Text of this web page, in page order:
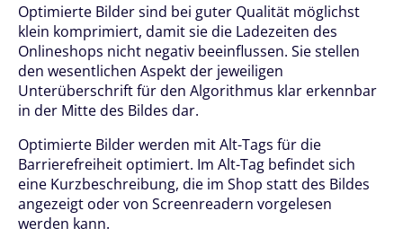
Optimierte Bilder sind bei guter Qualität möglichst
klein komprimiert, damit sie die Ladezeiten des
Onlineshops nicht negativ beeinflussen. Sie stellen
den wesentlichen Aspekt der jeweiligen
Unterüberschrift für den Algorithmus klar erkennbar
in der Mitte des Bildes dar.
Optimierte Bilder werden mit Alt-Tags für die
Barrierefreiheit optimiert. Im Alt-Tag befindet sich
eine Kurzbeschreibung, die im Shop statt des Bildes
angezeigt oder von Screenreadern vorgelesen
werden kann.